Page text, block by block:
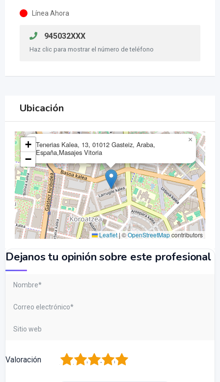
Línea Ahora
945032XXX
Haz clic para mostrar el número de teléfono
Ubicación
Tenerias Kalea, 13, 01012 Gasteiz, Araba,
España,Masajes Vitoria
×
+
−
Leaflet|©OpenStreetMapcontributors
Dejanos tu opinión sobre este profesional
Valoración 5
4
3
2